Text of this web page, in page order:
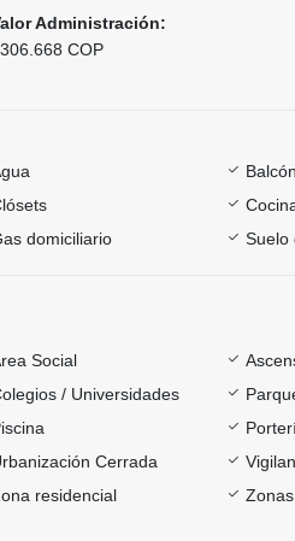
Administración:
COP
Balcón
domiciliario Suelo
Social
/ Universidades
Cerrada
residencial